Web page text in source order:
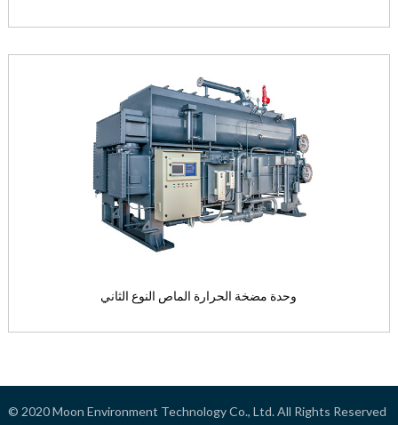
وحدة مصدر غاز نوع التدفئة
محرك الطاقة: ارتفاع درجة الحرا...
View the product
وحدة مضخة الحرارة الماص النوع الثاني
© 2020Moon Environment Technology Co., Ltd.All Rights Reserved